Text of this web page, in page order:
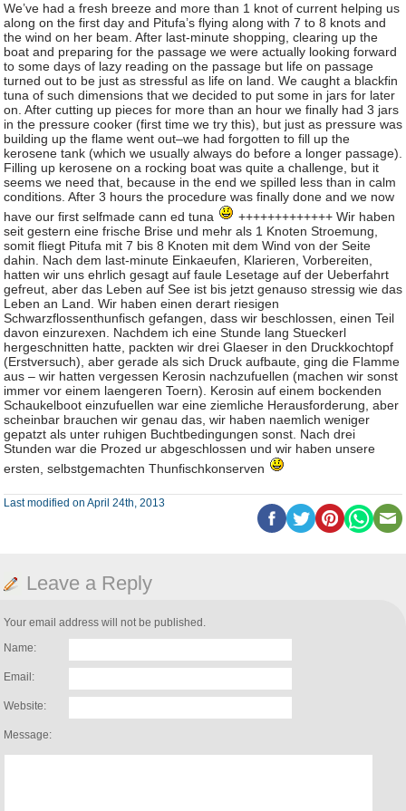
We’ve had a fresh breeze and more than 1 knot of current helping us
along on the first day and Pitufa’s flying along with 7 to 8 knots and
the wind on her beam. After last-minute shopping, clearing up the
boat and preparing for the passage we were actually looking forward
to some days of lazy reading on the passage but life on passage
turned out to be just as stressful as life on land. We caught a blackfin
tuna of such dimensions that we decided to put some in jars for later
on. After cutting up pieces for more than an hour we finally had 3 jars
in the pressure cooker (first time we try this), but just as pressure was
building up the flame went out–we had forgotten to fill up the
kerosene tank (which we usually always do before a longer passage).
Filling up kerosene on a rocking boat was quite a challenge, but it
seems we need that, because in the end we spilled less than in calm
conditions. After 3 hours the procedure was finally done and we now
have our first selfmade cann ed tuna
+++++++++++++ Wir haben
seit gestern eine frische Brise und mehr als 1 Knoten Stroemung,
somit fliegt Pitufa mit 7 bis 8 Knoten mit dem Wind von der Seite
dahin. Nach dem last-minute Einkaeufen, Klarieren, Vorbereiten,
hatten wir uns ehrlich gesagt auf faule Lesetage auf der Ueberfahrt
gefreut, aber das Leben auf See ist bis jetzt genauso stressig wie das
Leben an Land. Wir haben einen derart riesigen
Schwarzflossenthunfisch gefangen, dass wir beschlossen, einen Teil
davon einzurexen. Nachdem ich eine Stunde lang Stueckerl
hergeschnitten hatte, packten wir drei Glaeser in den Druckkochtopf
(Erstversuch), aber gerade als sich Druck aufbaute, ging die Flamme
aus – wir hatten vergessen Kerosin nachzufuellen (machen wir sonst
immer vor einem laengeren Toern). Kerosin auf einem bockenden
Schaukelboot einzufuellen war eine ziemliche Herausforderung, aber
scheinbar brauchen wir genau das, wir haben naemlich weniger
gepatzt als unter ruhigen Buchtbedingungen sonst. Nach drei
Stunden war die Prozed ur abgeschlossen und wir haben unsere
ersten, selbstgemachten Thunfischkonserven
Last modified on April 24th, 2013
Leave a Reply
Your email address will not be published.
Name:
Email:
Website:
Message: